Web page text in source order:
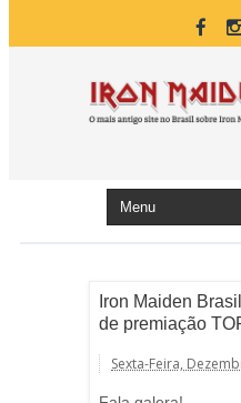
Iron Maiden
de premiação
Sexta-Feira,